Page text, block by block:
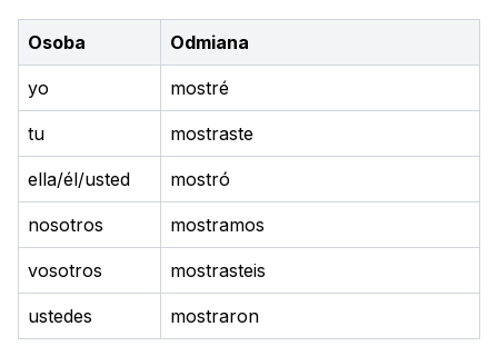
Osoba Odmiana
yo mostré
tu mostraste
ella/él/usted mostró
nosotros mostramos
vosotros mostrasteis
ustedes mostraron